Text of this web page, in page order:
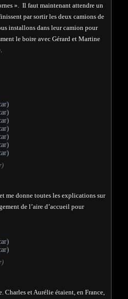
». Il faut maintenant attendre un
par sortir les deux camions de
installons dans leur camion pour
le boire avec Gérard et Martine
me donne toutes les explications sur
de l’aire d’accueil pour
Charles et Aurélie étaient, en France,